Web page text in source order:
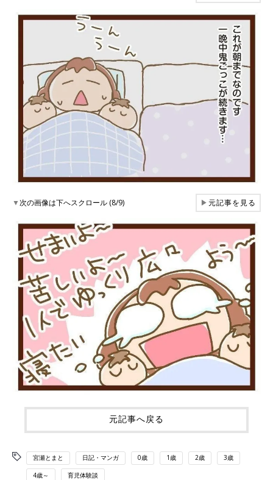
▼次の画像は下へスクロール (8/9) ▶元記事を見る
元記事へ戻る
宮瀬とまと 日記・マンガ 0歳 1歳 2歳 3歳
4歳～ 育児体験談